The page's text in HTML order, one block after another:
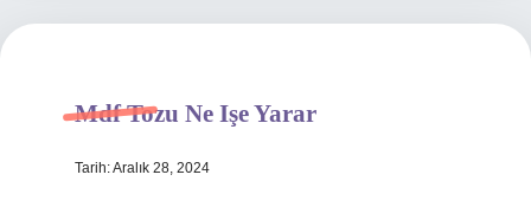
Hakkımızda
Mdf Tozu Ne Işe Yarar
Tarih: Aralık 28, 2024